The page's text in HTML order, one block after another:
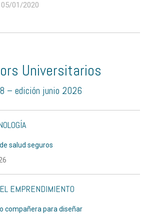
05/01/2020
Universitarios
– edición junio 2026
salud seguros
EMPRENDIMIENTO
compañera para diseñar